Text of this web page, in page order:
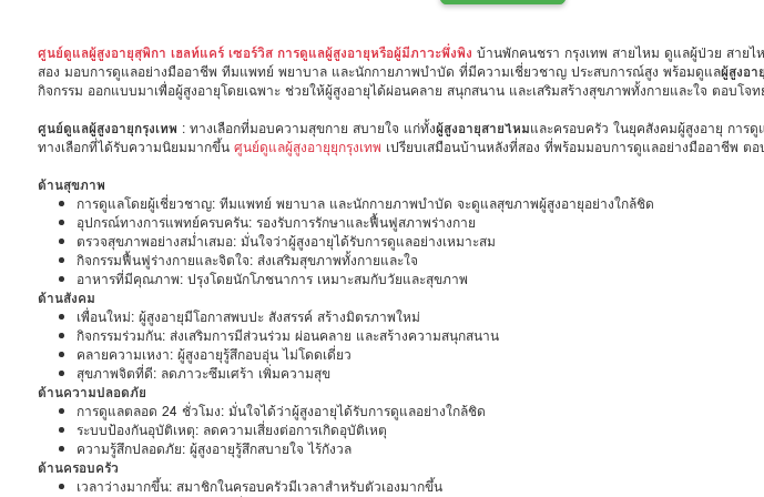
ศูนย์ดูแลผู้สูงอายุสุพิกา เฮลท์แคร์ เซอร์วิส การดูแลผู้สูงอายุหรือผู้มีภาวะพึ่งพิง บ้านพักคนชรา กรุงเทพ สายไหม ดูแลผู้ป่วย สาย
สอง มอบการดูแลอย่างมืออาชีพ ทีมแพทย์ พยาบาล และนักกายภาพบำบัด ที่มีความเชี่ยวชาญ ประสบการณ์สูง พร้อมดูแลผู้สูงอายุ
กิจกรรม ออกแบบมาเพื่อผู้สูงอายุโดยเฉพาะ ช่วยให้ผู้สูงอายุได้ผ่อนคลาย สนุกสนาน และเสริมสร้างสุขภาพทั้งกายและใจ ตอบโจ
ศูนย์ดูแลผู้สูงอายุกรุงเทพ : ทางเลือกที่มอบความสุขกาย สบายใจ แก่ทั้งผู้สูงอายุสายไหมและครอบครัว ในยุคสังคมผู้สูงอายุ กา
ทางเลือกที่ได้รับความนิยมมากขึ้น ศูนย์ดูแลผู้สูงอายุยุกรุงเทพ เปรียบเสมือนบ้านหลังที่สอง ที่พร้อมมอบการดูแลอย่างมืออาชีพ
ด้านสุขภาพ
การดูแลโดยผู้เชี่ยวชาญ: ทีมแพทย์ พยาบาล และนักกายภาพบำบัด จะดูแลสุขภาพผู้สูงอายุอย่างใกล้ชิด
อุปกรณ์ทางการแพทย์ครบครัน: รองรับการรักษาและฟื้นฟูสภาพร่างกาย
ตรวจสุขภาพอย่างสม่ำเสมอ: มั่นใจว่าผู้สูงอายุได้รับการดูแลอย่างเหมาะสม
กิจกรรมฟื้นฟูร่างกายและจิตใจ: ส่งเสริมสุขภาพทั้งกายและใจ
อาหารที่มีคุณภาพ: ปรุงโดยนักโภชนาการ เหมาะสมกับวัยและสุขภาพ
ด้านสังคม
เพื่อนใหม่: ผู้สูงอายุมีโอกาสพบปะ สังสรรค์ สร้างมิตรภาพใหม่
กิจกรรมร่วมกัน: ส่งเสริมการมีส่วนร่วม ผ่อนคลาย และสร้างความสนุกสนาน
คลายความเหงา: ผู้สูงอายุรู้สึกอบอุ่น ไม่โดดเดี่ยว
สุขภาพจิตที่ดี: ลดภาวะซึมเศร้า เพิ่มความสุข
ด้านความปลอดภัย
การดูแลตลอด 24 ชั่วโมง: มั่นใจได้ว่าผู้สูงอายุได้รับการดูแลอย่างใกล้ชิด
ระบบป้องกันอุบัติเหตุ: ลดความเสี่ยงต่อการเกิดอุบัติเหตุ
ความรู้สึกปลอดภัย: ผู้สูงอายุรู้สึกสบายใจ ไร้กังวล
ด้านครอบครัว
เวลาว่างมากขึ้น: สมาชิกในครอบครัวมีเวลาสำหรับตัวเองมากขึ้น